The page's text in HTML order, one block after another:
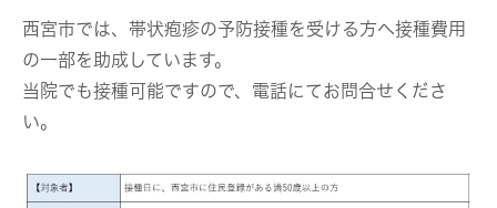
西宮市では、帯状疱疹の予防接種を受ける方へ接種費用
の一部を助成しています。
当院でも接種可能ですので、電話にてお問合せくださ
い。